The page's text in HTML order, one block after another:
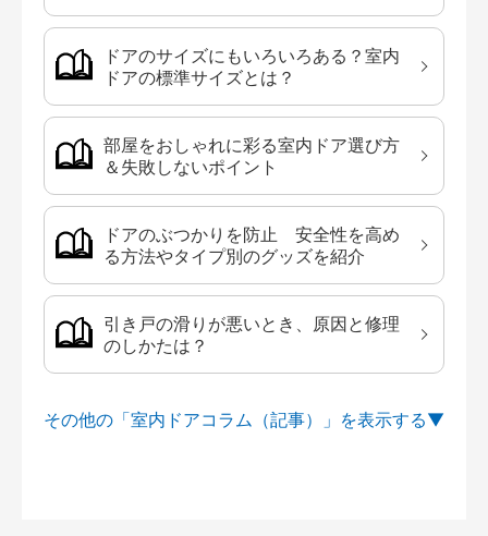
ドアのサイズにもいろいろある？室内
ドアの標準サイズとは？
部屋をおしゃれに彩る室内ドア選び方
＆失敗しないポイント
ドアのぶつかりを防止 安全性を高め
る方法やタイプ別のグッズを紹介
引き戸の滑りが悪いとき、原因と修理
のしかたは？
その他の「室内ドアコラム（記事）」を